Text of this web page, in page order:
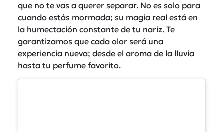
que no te vas a querer separar. No es solo para
cuando estás mormada; su magia real está en
la humectación constante de tu nariz. Te
garantizamos que cada olor será una
experiencia nueva; desde el aroma de la lluvia
hasta tu perfume favorito.